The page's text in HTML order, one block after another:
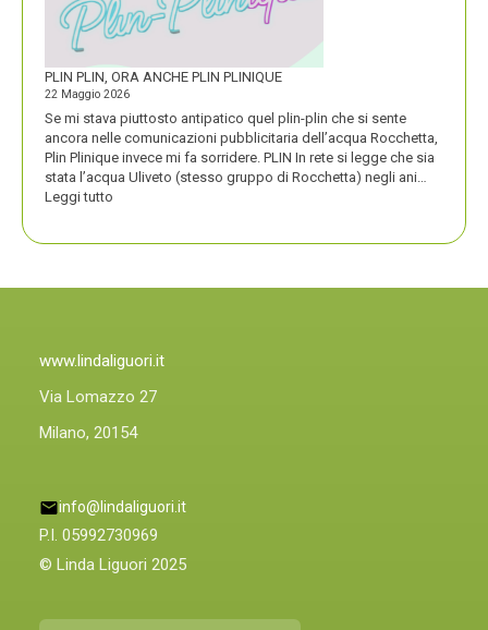
PLIN PLIN, ORA ANCHE PLIN PLINIQUE
22 Maggio 2026
Se mi stava piuttosto antipatico quel plin-plin che si sente
ancora nelle comunicazioni pubblicitaria dell’acqua Rocchetta,
Plin Plinique invece mi fa sorridere. PLIN In rete si legge che sia
stata l’acqua Uliveto (stesso gruppo di Rocchetta) negli ani…
Leggi tutto
www.lindaliguori.it
Via Lomazzo 27
Milano, 20154
info@lindaliguori.it
P.I. 05992730969
© Linda Liguori 2025